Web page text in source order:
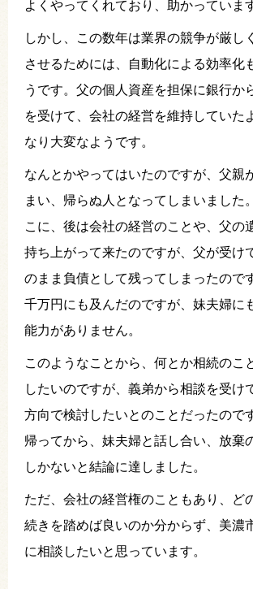
よくやってくれており、助かっていま
しかし、この数年は業界の競争が厳し
させるためには、自動化による効率化
うです。父の個人資産を担保に銀行か
を受けて、会社の経営を維持していた
なり大変なようです。
なんとかやってはいたのですが、父親
まい、帰らぬ人となってしまいました
こに、後は会社の経営のことや、父の
持ち上がって来たのですが、父が受け
のまま負債として残ってしまったので
千万円にも及んだのですが、妹夫婦に
能力がありません。
このようなことから、何とか相続のこ
したいのですが、義弟から相談を受け
方向で検討したいとのことだったので
帰ってから、妹夫婦と話し合い、放棄
しかないと結論に達しました。
ただ、会社の経営権のこともあり、ど
続きを踏めば良いのか分からず、美濃
に相談したいと思っています。